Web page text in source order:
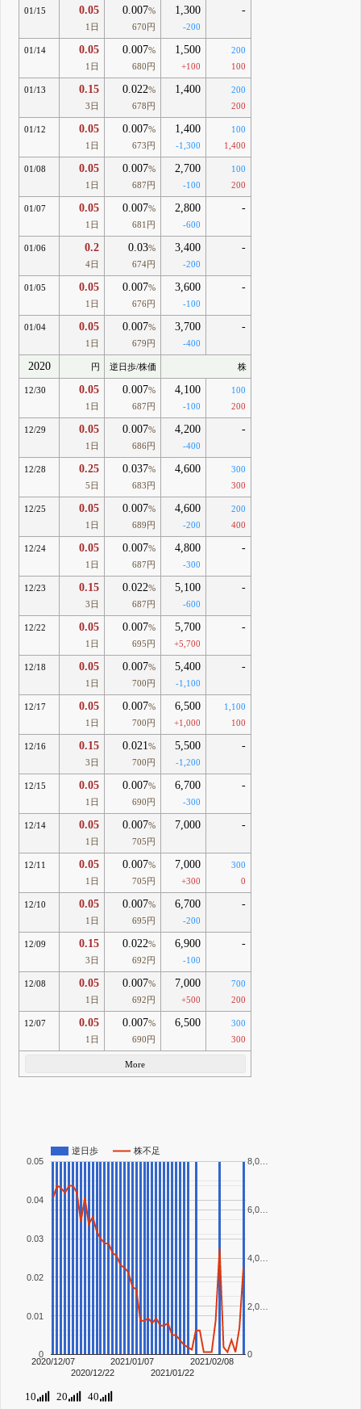
01/15 0.05
1日
0.007%
670円
1,300
-200
-
01/14 0.05
1日
0.007%
680円
1,500
+100
200
100
01/13 0.15
3日
0.022%
678円
1,400
200
200
01/12 0.05
1日
0.007%
673円
1,400
-1,300
100
1,400
01/08 0.05
1日
0.007%
687円
2,700
-100
100
200
01/07 0.05
1日
0.007%
681円
2,800
-600
-
01/06 0.2
4日
0.03%
674円
3,400
-200
-
01/05 0.05
1日
0.007%
676円
3,600
-100
-
01/04 0.05
1日
0.007%
679円
3,700
-400
-
2020 円 逆日歩/株価 株
12/30 0.05
1日
0.007%
687円
4,100
-100
100
200
12/29 0.05
1日
0.007%
686円
4,200
-400
-
12/28 0.25
5日
0.037%
683円
4,600
300
300
12/25 0.05
1日
0.007%
689円
4,600
-200
200
400
12/24 0.05
1日
0.007%
687円
4,800
-300
-
12/23 0.15
3日
0.022%
687円
5,100
-600
-
12/22 0.05
1日
0.007%
695円
5,700
+5,700
-
12/18 0.05
1日
0.007%
700円
5,400
-1,100
-
12/17 0.05
1日
0.007%
700円
6,500
+1,000
1,100
100
12/16 0.15
3日
0.021 %
700円
5,500
-1,200
-
12/15 0.05
1日
0.007%
690円
6,700
-300
-
12/14 0.05
1日
0.007%
705円
7,000 -
12/11 0.05
1日
0.007%
705円
7,000
+300
300
0
12/10 0.05
1日
0.007%
695円
6,700
-200
-
12/09 0.15
3日
0.022%
692円
6,900
-100
-
12/08 0.05
1日
0.007%
692円
7,000
+500
700
200
12/07 0.05
1日
0.007%
690円
6,500
300
300
More
逆日歩 株不足
2020/12/07
2020/12/22
2021/01/07
2021/01/22
2021/02/08
0
0.01
0.02
0.03
0.04
0.05
0
2,0…
4,0…
6,0…
8,0…
10 20 40